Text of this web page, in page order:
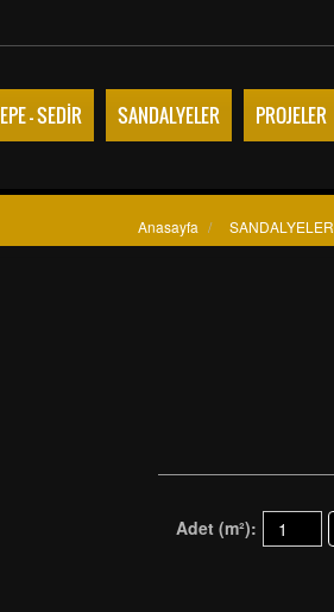
- SEDİR SANDALYELER PROJELER
SANDALYELER
Anasayfa /
Adet (m²):